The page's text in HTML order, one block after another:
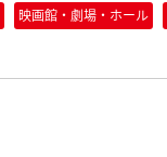
映画館・劇場・ホール